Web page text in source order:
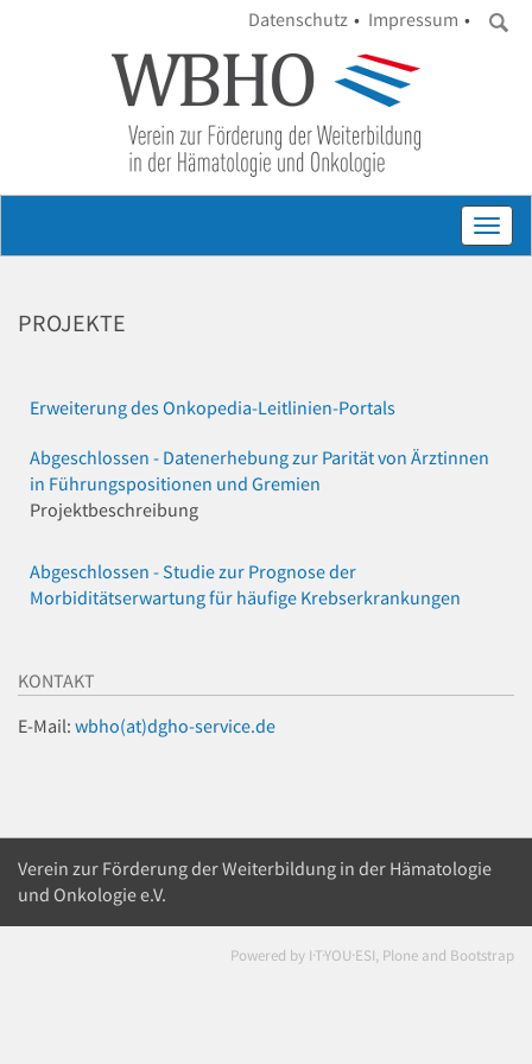
Datenschutz Impressum
PROJEKTE
Erweiterung des Onkopedia-Leitlinien-Portals
Abgeschlossen - Datenerhebung zur Parität von Ärztinnen
in Führungspositionen und Gremien
Projektbeschreibung
Abgeschlossen - Studie zur Prognose der
Morbiditätserwartung für häufige Krebserkrankungen
KONTAKT
E-Mail: wbho(at)dgho-service.de
Verein zur Förderung der Weiterbildung in der Hämatologie
und Onkologie e.V.
Powered by I·T·YOU·ESI, Plone and Bootstrap